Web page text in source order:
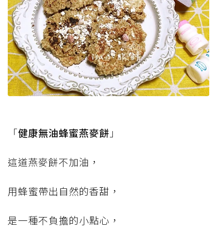
「健康無油蜂蜜燕麥餅 」
這道燕麥餅不加油，
用蜂蜜帶出自然的香甜，
是一種不負擔的小點心，